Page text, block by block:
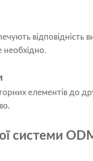
відповідність
необхідно.
елементів до
системи